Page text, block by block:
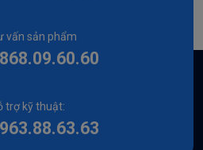
vấn sản phẩm
trợ kỹ thuật: